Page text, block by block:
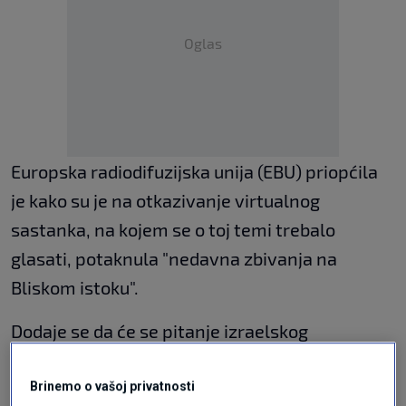
Oglas
Europska radiodifuzijska unija (EBU) priopćila
je kako su je na otkazivanje virtualnog
sastanka, na kojem se o toj temi trebalo
glasati, potaknula "nedavna zbivanja na
Bliskom istoku".
Dodaje se da će se pitanje izraelskog
prosincu, no nije precizirano hoće li se tada i
Brinemo o vašoj privatnosti